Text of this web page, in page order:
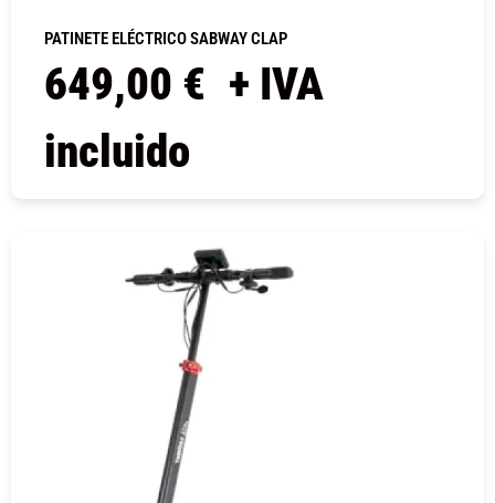
PATINETE ELÉCTRICO SABWAY CLAP
649,00 € + IVA
incluido